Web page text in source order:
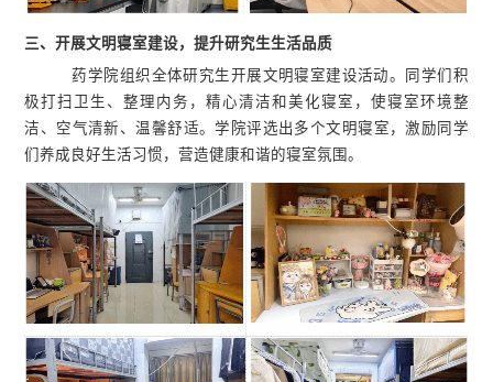
三、开展文明寝室建设，提升研究生生活品质
药学院组织全体研究生开展文明寝室建设活动。同学们积
极打扫卫生、整理内务，精心清洁和美化寝室，使寝室环境整
洁、空气清新、温馨舒适。学院评选出多个文明寝室，激励同学
们养成良好生活习惯，营造健康和谐的寝室氛围。